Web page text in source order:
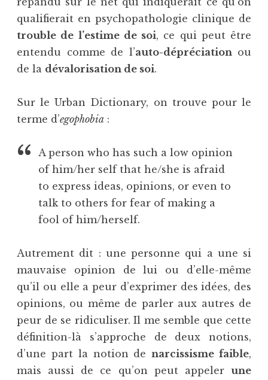
qualifierait en psychopathologie clinique de
trouble de l’estime de soi, ce qui peut être
entendu comme de l’auto-dépréciation ou
de la dévalorisation de soi.
Sur le Urban Dictionary, on trouve pour le
terme d’egophobia :
A person who has such a low opinion
of him/her self that he/she is afraid
to express ideas, opinions, or even to
talk to others for fear of making a
fool of him/herself.
Autrement dit : une personne qui a une si
mauvaise opinion de lui ou d’elle-même
qu’il ou elle a peur d’exprimer des idées, des
opinions, ou même de parler aux autres de
peur de se ridiculiser. Il me semble que cette
définition-là s’approche de deux notions,
d’une part la notion denarcissisme faible,
mais aussi de ce qu’on peut appeler une